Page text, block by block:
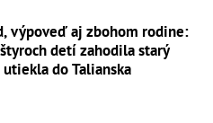
výpoveď aj zbohom rodine:
detí zahodila starý
do Talianska